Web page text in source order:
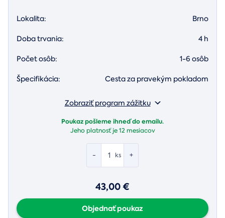
Lokalita: Brno
Doba trvania: 4 h
Počet osôb: 1-6 osôb
Špecifikácia: Cesta za pravekým pokladom
Zobraziť program zážitku
Poukaz pošleme ihneď do emailu.
Jeho platnosť je12 mesiacov
- +
ks
43,00 €
Objednať poukaz